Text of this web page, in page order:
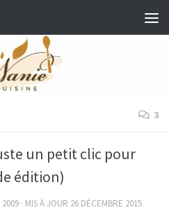
3
un petit clic pour
édition)
2009 · MIS À JOUR 26 DÉCEMBRE 2015